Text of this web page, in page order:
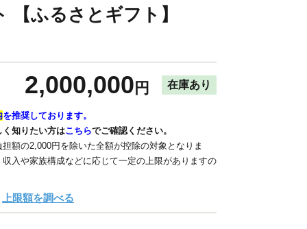
【ふるさとギフト】
2,000,000 円 在庫あり
を推奨しております。
く知りたい方はこちらでご確認ください。
額の2,000円を除いた全額が控除の対象となりま
入や家族構成などに応じて一定の上限がありますの
上限額を調べる